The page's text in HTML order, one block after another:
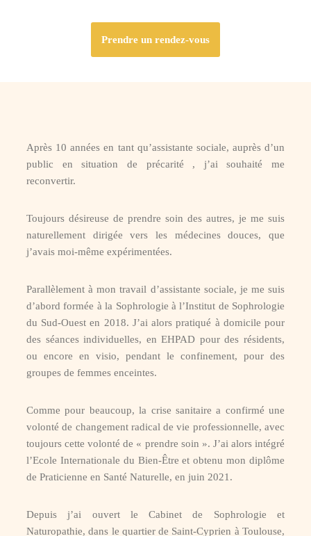
Prendre un rendez-vous
Après 10 années en tant qu’assistante sociale, auprès d’un
public en situation de précarité , j’ai souhaité me
reconvertir.
Toujours désireuse de prendre soin des autres, je me suis
naturellement dirigée vers les médecines douces, que
j’avais moi-même expérimentées.
Parallèlement à mon travail d’assistante sociale, je me suis
d’abord formée à la Sophrologie à l’Institut de Sophrologie
du Sud-Ouest en 2018. J’ai alors pratiqué à domicile pour
des séances individuelles, en EHPAD pour des résidents,
ou encore en visio, pendant le confinement, pour des
groupes de femmes enceintes.
Comme pour beaucoup, la crise sanitaire a confirmé une
volonté de changement radical de vie professionnelle, avec
toujours cette volonté de « prendre soin ». J’ai alors intégré
l’Ecole Internationale du Bien-Être et obtenu mon diplôme
de Praticienne en Santé Naturelle, en juin 2021.
Depuis j’ai ouvert le Cabinet de Sophrologie et
Naturopathie, dans le quartier de Saint-Cyprien à Toulouse,